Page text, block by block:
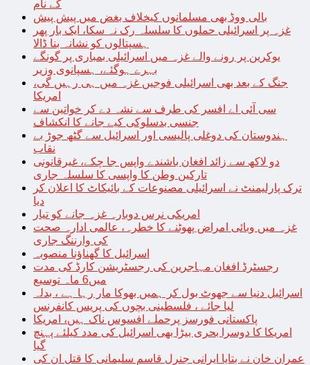
کے نام
بالی ووڈ بھی مسلمانوں کیخلاف بغض میں پیش پیش
غزہ پر اسرائیلی حملوں کا سلسلہ رک نہ سکا، ایک بار پھر
ہسپتالوں کو نشانہ بنا ڈالا
یوکرین پر رونے والے غزہ میں اسرائیلی بمباری پر گونگے
بہرے ہوگئے، ہسپانوی وزیر
جنگ کے بعد بھی اسرائیلی فوجیں غزہ میں ہی رہیں گی،
امریکا
سی آئی اے افسر کی طرف سے نشہ دے کر خواتین سے
جنسی بدسلوکی کیے جانے کا انکشاف
ہندوستان کی دوغلی پالیسی اور اسرائیل سے گٹھ جوڑ بے
نقاب
دو لاکھ سے زائد افغان باشندے واپس جا چکے، غیرقانونی
تارکین وطن کا واپسی کا سلسلہ جاری
ترک پارلیمنٹ نے اسرائیلی مصنوعات کے بائیکاٹ کا اعلان کر
دیا
امریکی نرس دوبارہ غزہ جانے کو تیار
غزہ میں وبائی امراض پھوٹنے کا خطرہ، عالمی ادارہ صحت
کی وارننگ جاری
اسرائیل کا گھناؤنا منصوبہ
رجسٹرڈ افغان مہاجرین کی رجسٹریشن کارڈ کی مدت
میں6 ماہ توسیع
اسرائیل دنیا سے جھوٹ بول کر ہمیں بھوکا مار رہا ہے ، بدلہ
لیا جائے ، فلسطینی بچوں کی پریس کانفرنس
پاکستانی فورسز پرحملے افسوس ناک ہیں، امریکا
امریکا کا دوسرا بحری بیڑا بھی اسرائیل کی مدد کیلئے پہنچ
گیا
عمران خان نے بتایا ایرانی جنرل قاسم سلیمانی کا قتل ان کی